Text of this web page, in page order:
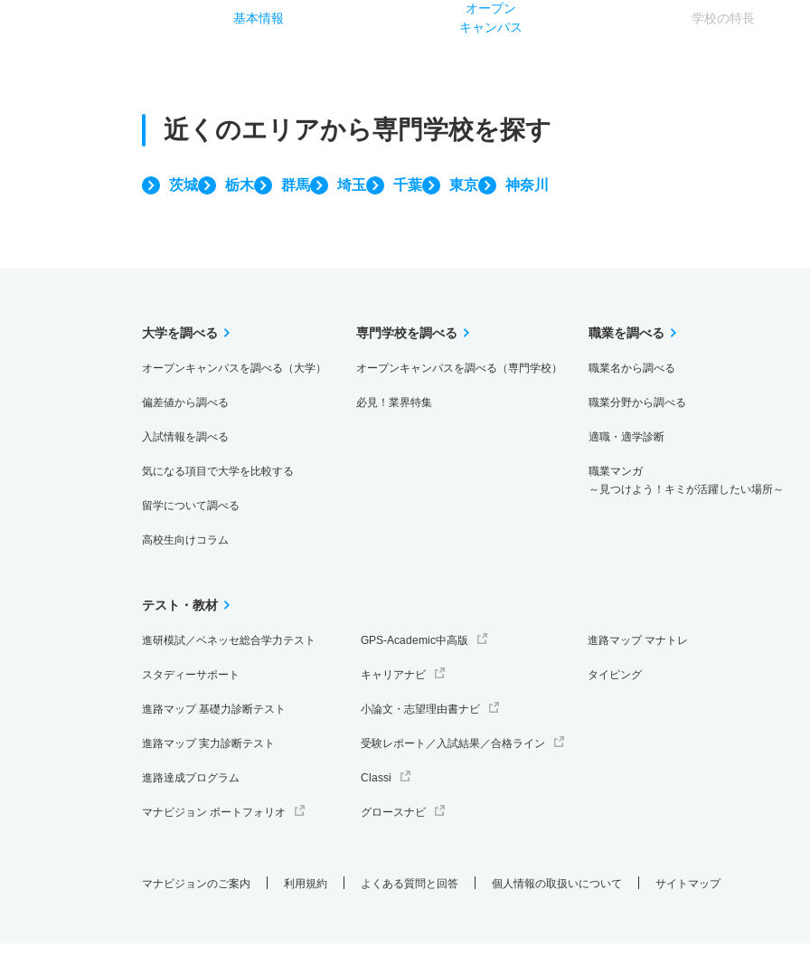
基本情報
オープン
キャンパス
学校の特長
近くのエリアから専門学校を探す
茨城 栃木 群馬 埼玉 千葉 東京 神奈川
大学を調べる
オープンキャンパスを調べる（大学）
偏差値から調べる
入試情報を調べる
気になる項目で大学を比較する
留学について調べる
高校生向けコラム
専門学校を調べる
オープンキャンパスを調べる（専門学校）
必見！業界特集
職業を調べる
職業名から調べる
職業分野から調べる
適職・適学診断
職業マンガ
～見つけよう！キミが活躍したい場所～
テスト・教材
進研模試／ベネッセ総合学力テスト
スタディーサポート
進路マップ 基礎力診断テスト
進路マップ 実力診断テスト
進路達成プログラム
マナビジョン ポートフォリオ
GPS-Academic中高版
キャリアナビ
小論文・志望理由書ナビ
受験レポート／入試結果／合格ライン
Classi
グロースナビ
進路マップ マナトレ
タイピング
マナビジョンのご案内 利用規約 よくある質問と回答 個人情報の取扱いについて サイトマップ